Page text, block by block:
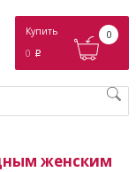
Купить
0 p
0
женским